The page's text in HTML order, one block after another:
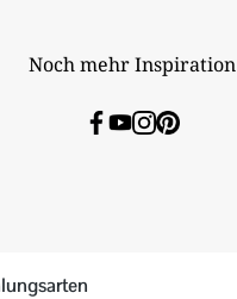
Noch mehr Inspiration